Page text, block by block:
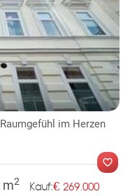
im Herzen
m2 Kauf:€ 269.000